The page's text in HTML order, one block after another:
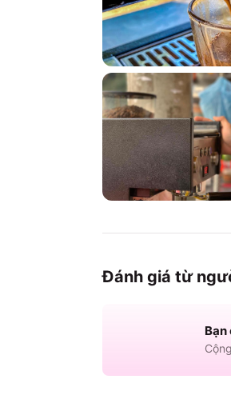
Đánh giá từ
Bạn